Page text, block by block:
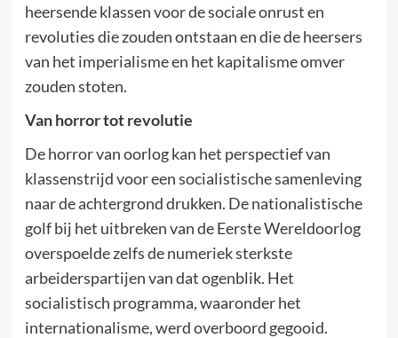
heersende klassen voor de sociale onrust en
revoluties die zouden ontstaan en die de heersers
van het imperialisme en het kapitalisme omver
zouden stoten.
Van horror tot revolutie
De horror van oorlog kan het perspectief van
klassenstrijd voor een socialistische samenleving
naar de achtergrond drukken. De nationalistische
golf bij het uitbreken van de Eerste Wereldoorlog
overspoelde zelfs de numeriek sterkste
arbeiderspartijen van dat ogenblik. Het
socialistisch programma, waaronder het
internationalisme, werd overboord gegooid.